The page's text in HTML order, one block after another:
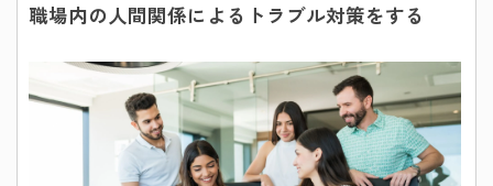
職場内の人間関係によるトラブル対策をする